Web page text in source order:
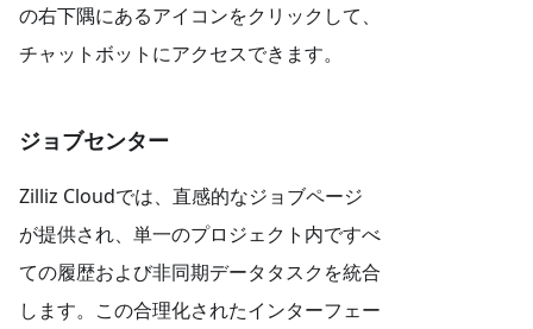
の右下隅にあるアイコンをクリックして、
チャットボットにアクセスできます。
ジョブセンター
Zilliz Cloudでは、直感的なジョブページ
が提供され、単一のプロジェクト内ですべ
ての履歴および非同期データタスクを統合
します。この合理化されたインターフェー